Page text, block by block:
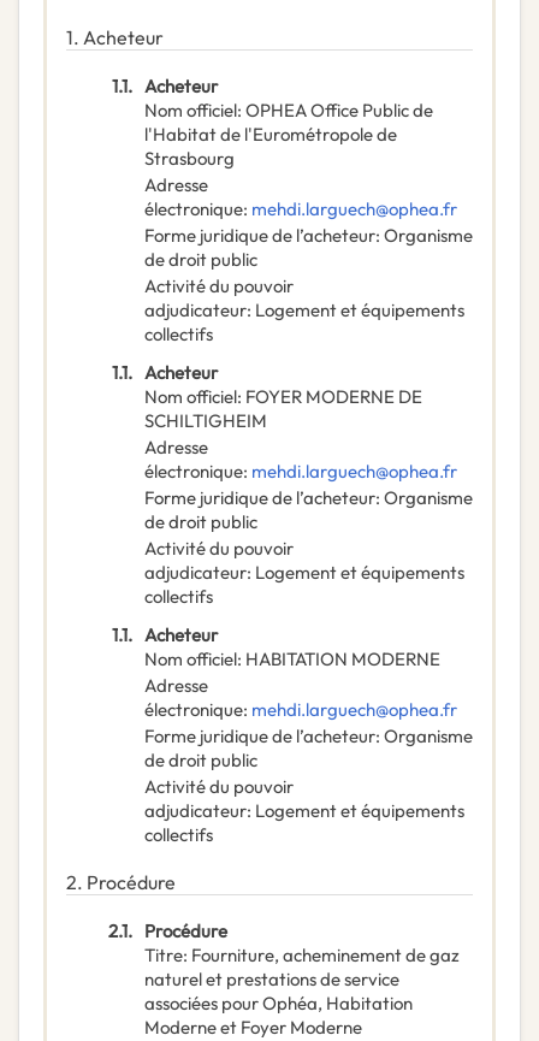
1. Acheteur
1.1. Acheteur
Nom officiel: OPHEA Office Public de
l'Habitat de l'Eurométropole de
Strasbourg
Adresse
électronique: mehdi.larguech@ophea.fr
Forme juridique de l’acheteur: Organisme
de droit public
Activité du pouvoir
adjudicateur: Logement et équipements
collectifs
1.1. Acheteur
Nom officiel: FOYER MODERNE DE
SCHILTIGHEIM
Adresse
électronique: mehdi.larguech@ophea.fr
Forme juridique de l’acheteur: Organisme
de droit public
Activité du pouvoir
adjudicateur: Logement et équipements
collectifs
1.1. Acheteur
Nom officiel: HABITATION MODERNE
Adresse
électronique: mehdi.larguech@ophea.fr
Forme juridique de l’acheteur: Organisme
de droit public
Activité du pouvoir
adjudicateur: Logement et équipements
collectifs
2. Procédure
2.1. Procédure
Titre: Fourniture, acheminement de gaz
naturel et prestations de service
associées pour Ophéa, Habitation
Moderne et Foyer Moderne